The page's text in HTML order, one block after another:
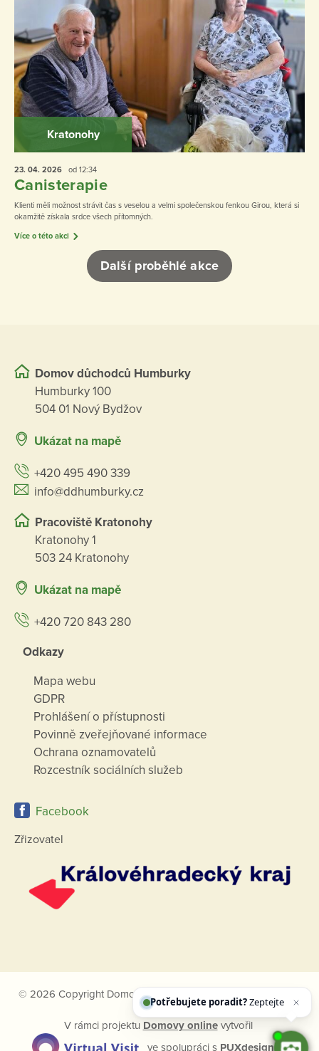
Kratonohy
23. 04. 2026 od 12:34
Canisterapie
Klienti měli možnost strávit čas s veselou a velmi společenskou fenkou Girou, která si
okamžitě získala srdce všech přítomných.
Více o této akci
Další proběhlé akce
Domov důchodců Humburky
Humburky 100
504 01 Nový Bydžov
Ukázat na mapě
+420 495 490 339
info@ddhumburky.cz
Pracoviště Kratonohy
Kratonohy 1
503 24 Kratonohy
Ukázat na mapě
+420 720 843 280
Odkazy
Mapa webu
GDPR
Prohlášení o přístupnosti
Povinně zveřejňované informace
Ochrana oznamovatelů
Rozcestník sociálních služeb
Facebook
Zřizovatel
© 2026 Copyright Domovy online. Všechna práva vyhrazena.
V rámci projektu Domovy onlinevytvořil
ve spolupráci s PUXdesign.cz
Potřebujete poradit?
asistentaC